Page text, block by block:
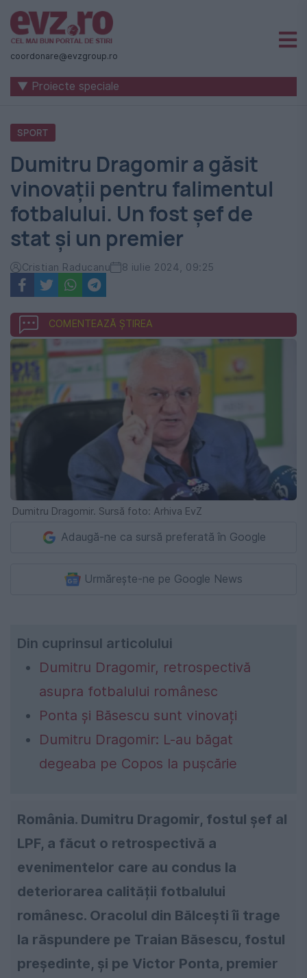
Știri
naționale
internaționale
România
-
Evenimentul
Zilei
coordonare@evzgroup.ro
▼ Proiecte speciale
SPORT
Dumitru Dragomir a găsit
vinovații pentru falimentul
fotbalului. Un fost șef de
stat și un premier
Cristian Raducanu 8 iulie 2024, 09:25
COMENTEAZĂ ȘTIREA
Dumitru Dragomir. Sursă foto: Arhiva EvZ
Adaugă-ne ca sursă preferată în Google
Urmărește-ne pe Google News
Din cuprinsul articolului
Dumitru Dragomir, retrospectivă
asupra fotbalului românesc
Ponta și Băsescu sunt vinovați
Dumitru Dragomir: L-au băgat
degeaba pe Copos la pușcărie
România. Dumitru Dragomir, fostul șef al
LPF, a făcut o retrospectivă a
evenimentelor care au condus la
deteriorarea calității fotbalului
românesc. Oracolul din Bălcești îi trage
la răspundere pe Traian Băsescu, fostul
președinte, și pe Victor Ponta, premier